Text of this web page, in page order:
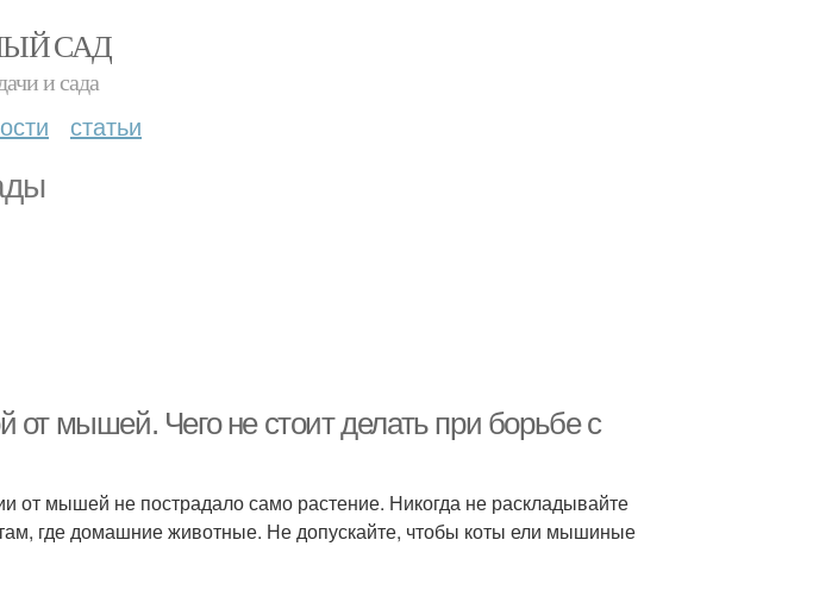
САД
и сада
статьи
от мышей. Чего не стоит делать при борьбе с
от мышей не пострадало само растение. Никогда не раскладывайте
где домашние животные. Не допускайте, чтобы коты ели мышиные